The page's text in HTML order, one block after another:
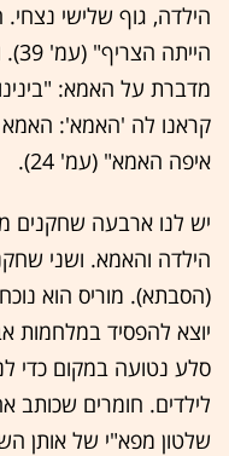
הילדה, גוף שלישי
מדברת על האמא:
קראנו לה 'האמא':
איפה האמא" (עמ' 24).
יש לנו ארבעה שחקנים
הילדה והאמא. ושני
(הסבתא). מוריס הוא
יוצא להפסיד במלחמות
סלע נטועה במקום כדי
לילדים. חומרים שכותב
שלטון מפא"י של אותן